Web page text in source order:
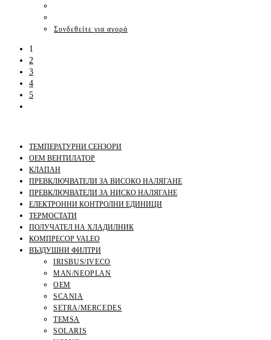
Συνδεθείτε για αγορά
1
2
3
4
5
ТЕМПЕРАТУРНИ СЕНЗОРИ
OEM ВЕНТИЛАТОР
КЛАПАН
ПРЕВКЛЮЧВАТЕЛИ ЗА ВИСОКО НАЛЯГАНЕ
ПРЕВКЛЮЧВАТЕЛИ ЗА НИСКО НАЛЯГАНЕ
ЕЛЕКТРОННИ КОНТРОЛНИ ЕДИНИЦИ
ТЕРМОСТАТИ
ПОЛУЧАТЕЛ НА ХЛАДИЛНИК
КОМПРЕСОР VALEO
ВЪЗДУШНИ ФИЛТРИ
IRISBUS/IVECO
MAN/NEOPLAN
OEM
SCANIA
SETRA/MERCEDES
TEMSA
SOLARIS